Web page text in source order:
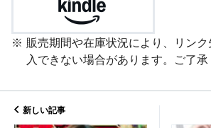
販売期間や在庫状況により、リン
入できない場合があります。ご了承
新しい記事